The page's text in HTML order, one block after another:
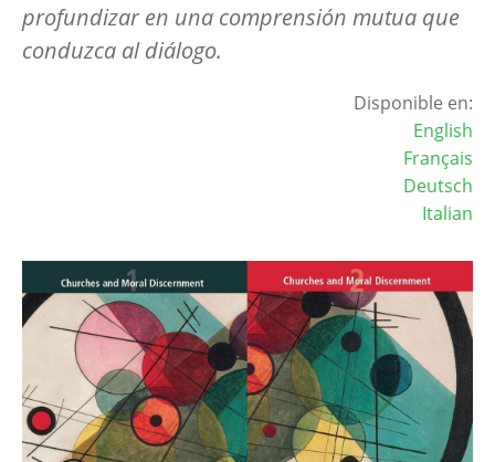
profundizar en una comprensión mutua que
conduzca al diálogo.
Disponible en:
English
Français
Deutsch
Italian